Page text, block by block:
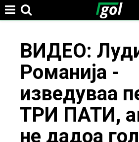
here
ВИДЕО:
Романија -
изведуваа
ТРИ ПАТИ,
не дадоа